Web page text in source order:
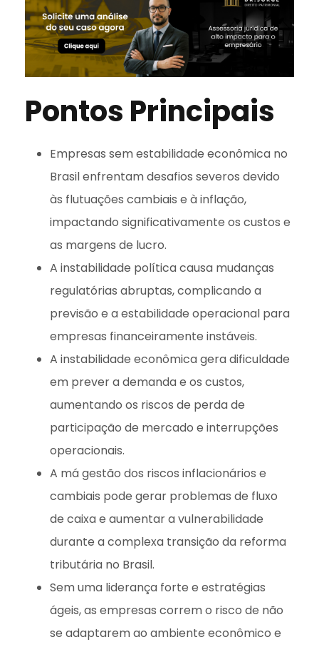
Pontos Principais
Empresas sem estabilidade econômica no
Brasil enfrentam desafios severos devido
às flutuações cambiais e à inflação,
impactando significativamente os custos e
as margens de lucro.
A instabilidade política causa mudanças
regulatórias abruptas, complicando a
previsão e a estabilidade operacional para
empresas financeiramente instáveis.
A instabilidade econômica gera dificuldade
em prever a demanda e os custos,
aumentando os riscos de perda de
participação de mercado e interrupções
operacionais.
A má gestão dos riscos inflacionários e
cambiais pode gerar problemas de fluxo
de caixa e aumentar a vulnerabilidade
durante a complexa transição da reforma
tributária no Brasil.
Sem uma liderança forte e estratégias
ágeis, as empresas correm o risco de não
se adaptarem ao ambiente econômico e